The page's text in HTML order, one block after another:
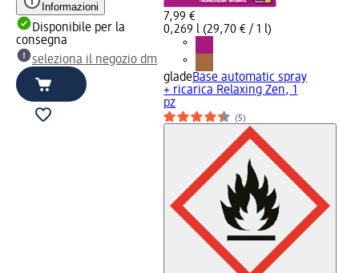
Informazioni
Disponibile per la
consegna
seleziona il negozio dm
7,99 €
0,269 l (29,70 € / 1 l)
gladeBase automatic spray
+ ricarica Relaxing Zen, 1
pz
(5)